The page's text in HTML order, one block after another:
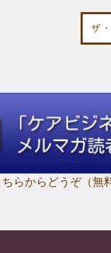
ザ
らからどうぞ（無